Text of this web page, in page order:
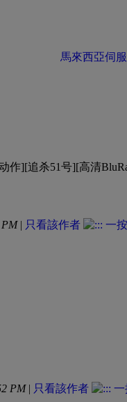
馬來西亞伺
作][追杀51号][高清
| 只看該作者
PM| 只看該作者